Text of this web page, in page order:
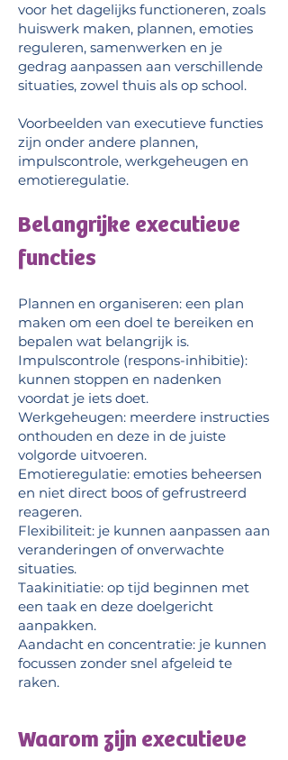
voor het dagelijks functioneren, zoals
huiswerk maken, plannen, emoties
reguleren, samenwerken en je
gedrag aanpassen aan verschillende
situaties, zowel thuis als op school.
Voorbeelden van executieve functies
zijn onder andere plannen,
impulscontrole, werkgeheugen en
emotieregulatie.
Belangrijke executieve
functies
Plannen en organiseren: een plan
maken om een doel te bereiken en
bepalen wat belangrijk is.
Impulscontrole (respons-inhibitie):
kunnen stoppen en nadenken
voordat je iets doet.
Werkgeheugen: meerdere instructies
onthouden en deze in de juiste
volgorde uitvoeren.
Emotieregulatie: emoties beheersen
en niet direct boos of gefrustreerd
reageren.
Flexibiliteit: je kunnen aanpassen aan
veranderingen of onverwachte
situaties.
Taakinitiatie: op tijd beginnen met
een taak en deze doelgericht
aanpakken.
Aandacht en concentratie: je kunnen
focussen zonder snel afgeleid te
raken.
Waarom zijn executieve